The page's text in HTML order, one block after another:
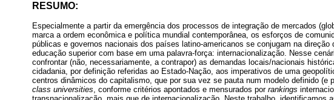
RESUMO:
Especialmente a partir da emergência dos processos de integração de mercados
marca a ordem econômica e política mundial contemporânea, os esforços de
públicas e governos nacionais dos países latino-americanos se conjugam na
educação superior com base em uma palavra-força: internacionalização. Nesse
confrontar (não, necessariamente, a contrapor) as demandas locais/nacionais
cidadania, por definição referidas ao Estado-Nação, aos imperativos de uma
centros dinâmicos do capitalismo, que por sua vez se pauta num modelo definido (e
class universities, conforme critérios apontados e mensurados por rankings